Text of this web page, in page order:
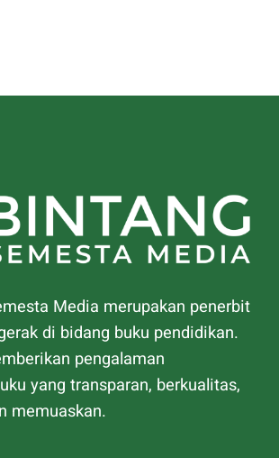
Media merupakan penerbit
di bidang buku pendidikan.
pengalaman
yang transparan, berkualitas,
memuaskan.